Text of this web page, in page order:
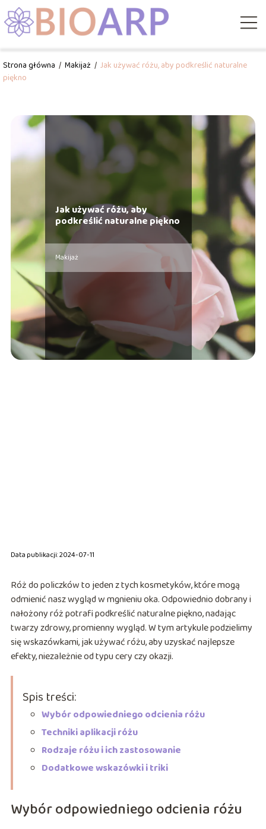
Strona główna / Makijaż / Jak używać różu, aby podkreślić naturalne
piękno
Jak używać różu, aby
podkreślić naturalne piękno
Makijaż
Data publikacji: 2024-07-11
Róż do policzków to jeden z tych kosmetyków, które mogą
odmienić nasz wygląd w mgnieniu oka. Odpowiednio dobrany i
nałożony róż potrafi podkreślić naturalne piękno, nadając
twarzy zdrowy, promienny wygląd. W tym artykule podzielimy
się wskazówkami, jak używać różu, aby uzyskać najlepsze
efekty, niezależnie od typu cery czy okazji.
Spis treści:
Wybór odpowiedniego odcienia różu
Techniki aplikacji różu
Rodzaje różu i ich zastosowanie
Dodatkowe wskazówki i triki
Wybór odpowiedniego odcienia różu